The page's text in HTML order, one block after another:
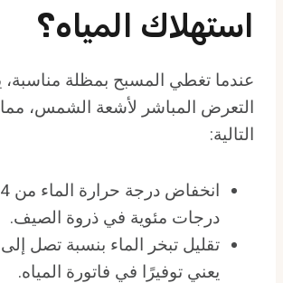
استهلاك المياه؟
عندما تغطي المسبح بمظلة مناسبة،
التعرض المباشر لأشعة الشمس، مما
التالية:
درجات مئوية في ذروة الصيف.
يعني توفيرًا في فاتورة المياه.